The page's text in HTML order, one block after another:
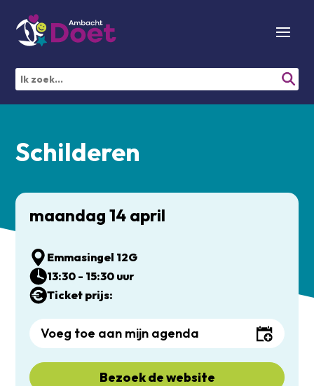
Schilderen
maandag 14 april
Emmasingel 12G
13:30 - 15:30 uur
Ticket prijs:
Voeg toe aan mijn agenda
Bezoek de website